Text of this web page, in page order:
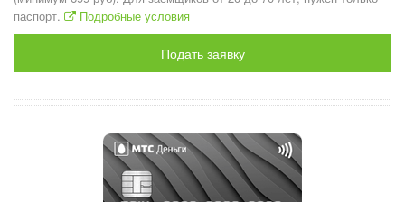
паспорт.
Подробные условия
Подать заявку